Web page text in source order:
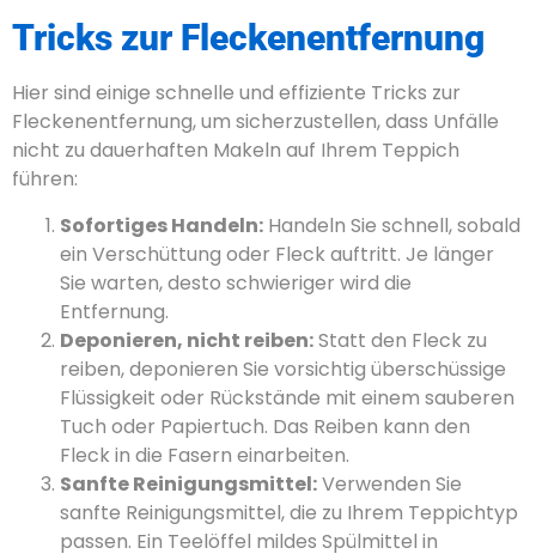
Tricks zur Fleckenentfernung
Hier sind einige schnelle und effiziente Tricks zur
Fleckenentfernung, um sicherzustellen, dass Unfälle
nicht zu dauerhaften Makeln auf Ihrem Teppich
führen:
Sofortiges Handeln: Handeln Sie schnell, sobald
ein Verschüttung oder Fleck auftritt. Je länger
Sie warten, desto schwieriger wird die
Entfernung.
Deponieren, nicht reiben:Statt den Fleck zu
reiben, deponieren Sie vorsichtig überschüssige
Flüssigkeit oder Rückstände mit einem sauberen
Tuch oder Papiertuch. Das Reiben kann den
Fleck in die Fasern einarbeiten.
Sanfte Reinigungsmittel:Verwenden Sie
sanfte Reinigungsmittel, die zu Ihrem Teppichtyp
passen. Ein Teelöffel mildes Spülmittel in